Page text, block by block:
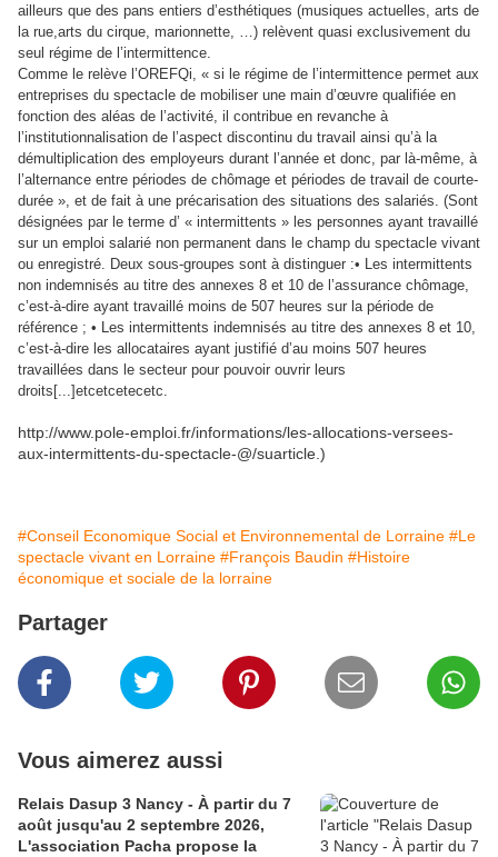
ailleurs que des pans entiers d’esthétiques (musiques actuelles, arts de
la rue,arts du cirque, marionnette, …) relèvent quasi exclusivement du
seul régime de l’intermittence.
Comme le relève l’OREFQi, « si le régime de l’intermittence permet aux
entreprises du spectacle de mobiliser une main d’œuvre qualifiée en
fonction des aléas de l’activité, il contribue en revanche à
l’institutionnalisation de l’aspect discontinu du travail ainsi qu’à la
démultiplication des employeurs durant l’année et donc, par là-même, à
l’alternance entre périodes de chômage et périodes de travail de courte-
durée », et de fait à une précarisation des situations des salariés. (Sont
désignées par le terme d’ « intermittents » les personnes ayant travaillé
sur un emploi salarié non permanent dans le champ du spectacle vivant
ou enregistré. Deux sous-groupes sont à distinguer :• Les intermittents
non indemnisés au titre des annexes 8 et 10 de l’assurance chômage,
c’est-à-dire ayant travaillé moins de 507 heures sur la période de
référence ; • Les intermittents indemnisés au titre des annexes 8 et 10,
c’est-à-dire les allocataires ayant justifié d’au moins 507 heures
travaillées dans le secteur pour pouvoir ouvrir leurs
droits[...]etcetcetecetc.
http://www.pole-emploi.fr/informations/les-allocations-versees-
aux-intermittents-du-spectacle-@/suarticle.)
#Conseil Economique Social et Environnemental de Lorraine #Le
spectacle vivant en Lorraine #François Baudin #Histoire
économique et sociale de la lorraine
Partager
Vous aimerez aussi
Relais Dasup 3 Nancy - À partir du 7
août jusqu'au 2 septembre 2026,
L'association Pacha propose la